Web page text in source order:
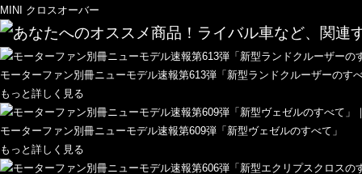
MINI クロスオーバー
モーターファン別冊ニューモデル速報第613弾「新型ランドクルーザーのす
もっと詳しく見る
モーターファン別冊ニューモデル速報第609弾「新型ヴェゼルのすべて」
もっと詳しく見る